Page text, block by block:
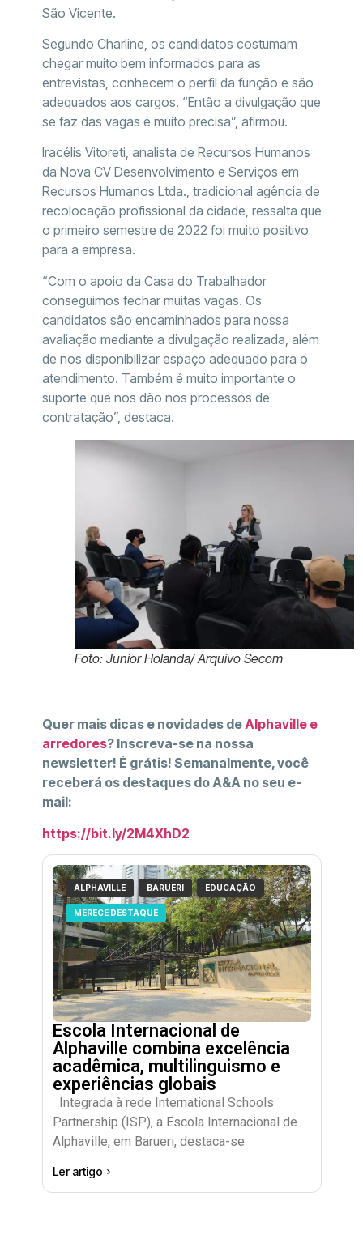
São Vicente.
Segundo Charline, os candidatos costumam
chegar muito bem informados para as
entrevistas, conhecem o perfil da função e são
adequados aos cargos. “Então a divulgação que
se faz das vagas é muito precisa”, afirmou.
Iracélis Vitoreti, analista de Recursos Humanos
da Nova CV Desenvolvimento e Serviços em
Recursos Humanos Ltda., tradicional agência de
recolocação profissional da cidade, ressalta que
o primeiro semestre de 2022 foi muito positivo
para a empresa.
“Com o apoio da Casa do Trabalhador
conseguimos fechar muitas vagas. Os
candidatos são encaminhados para nossa
avaliação mediante a divulgação realizada, além
de nos disponibilizar espaço adequado para o
atendimento. Também é muito importante o
suporte que nos dão nos processos de
contratação”, destaca.
Foto: Junior Holanda/ Arquivo Secom
Quer mais dicas e novidades deAlphaville e
arredores? Inscreva-se na nossa
newsletter! É grátis! Semanalmente, você
receberá os destaques do A&A no seu e-
mail:
https://bit.ly/2M4XhD2
ALPHAVILLE BARUERI EDUCAÇÃO
MERECE DESTAQUE
Escola Internacional de
Alphaville combina excelência
acadêmica, multilinguismo e
experiências globais
Integrada à rede International Schools
Partnership (ISP), a Escola Internacional de
Alphaville, em Barueri, destaca-se
Ler artigo